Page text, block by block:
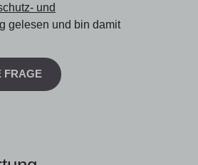
und
gelesen und bin damit
FRAGE